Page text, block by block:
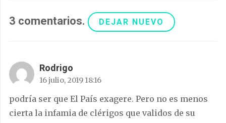
3 comentarios. DEJAR NUEVO
Rodrigo
16 julio, 2019 18:16
podría ser que El País exagere. Pero no es menos
cierta la infamia de clérigos que validos de su